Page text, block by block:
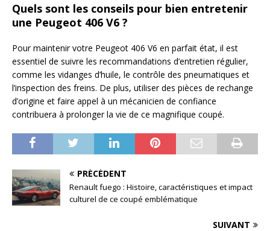
Quels sont les conseils pour bien entretenir
une Peugeot 406 V6 ?
Pour maintenir votre Peugeot 406 V6 en parfait état, il est
essentiel de suivre les recommandations d’entretien régulier,
comme les vidanges d’huile, le contrôle des pneumatiques et
l’inspection des freins. De plus, utiliser des pièces de rechange
d’origine et faire appel à un mécanicien de confiance
contribuera à prolonger la vie de ce magnifique coupé.
PRÉCÉDENT
Renault fuego : Histoire, caractéristiques et impact
culturel de ce coupé emblématique
SUIVANT